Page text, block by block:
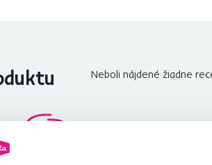
Neboli nájdené žiadne